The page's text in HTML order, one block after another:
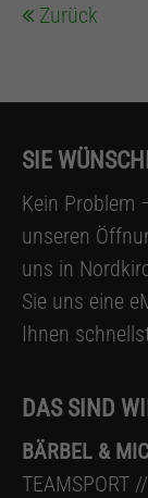
Zurück
SIE
Kein Problem
unseren
uns in
Sie uns eine
Ihnen
DAS SIND
BÄRBEL &
TEAMSPORT